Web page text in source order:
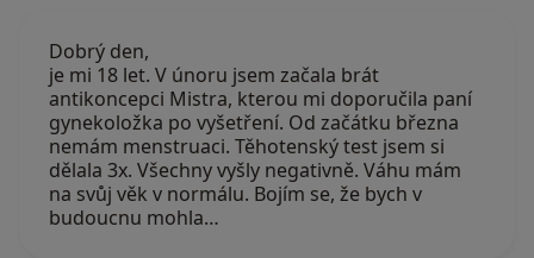
Dobrý den,
je mi 18 let. V únoru jsem začala brát
antikoncepci Mistra, kterou mi doporučila paní
gynekoložka po vyšetření. Od začátku března
nemám menstruaci. Těhotenský test jsem si
dělala 3x. Všechny vyšly negativně. Váhu mám
na svůj věk v normálu. Bojím se, že bych v
budoucnu mohla…